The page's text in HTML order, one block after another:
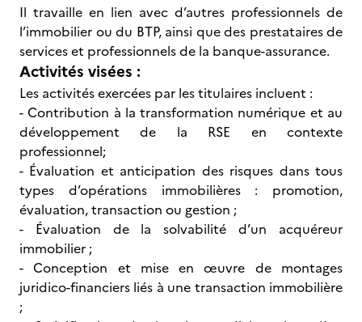
Il travaille en lien avec d’autres professionnels de
l’immobilier ou du BTP, ainsi que des prestataires de
services et professionnels de la banque-assurance.
Activités visées :
Les activités exercées par les titulaires incluent :
- Contribution à la transformation numérique et au
développement de la RSE en contexte
professionnel;
- Évaluation et anticipation des risques dans tous
types d’opérations immobilières : promotion,
évaluation, transaction ou gestion ;
- Évaluation de la solvabilité d’un acquéreur
immobilier ;
- Conception et mise en œuvre de montages
juridico-financiers liés à une transaction immobilière
;